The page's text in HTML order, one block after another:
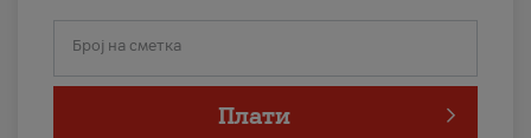
Број на сметка
Плати